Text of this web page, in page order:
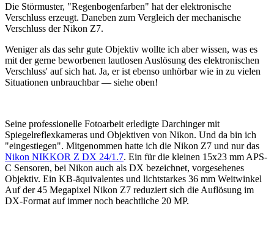
Die Störmuster, "Regenbogenfarben" hat der elektronische
Verschluss erzeugt. Daneben zum Vergleich der mechanische
Verschluss der Nikon Z7.
Weniger als das sehr gute Objektiv wollte ich aber wissen, was es
mit der gerne beworbenen lautlosen Auslösung des elektronischen
Verschluss' auf sich hat. Ja, er ist ebenso unhörbar wie in zu vielen
Situationen unbrauchbar — siehe oben!
Seine professionelle Fotoarbeit erledigte Darchinger mit
Spiegelreflexkameras und Objektiven von Nikon. Und da bin ich
"eingestiegen". Mitgenommen hatte ich die Nikon Z7 und nur das
Nikon NIKKOR Z DX 24/1.7. Ein für die kleinen 15x23 mm APS-
C Sensoren, bei Nikon auch als DX bezeichnet, vorgesehenes
Objektiv. Ein KB-äquivalentes und lichtstarkes 36 mm Weitwinkel
Auf der 45 Megapixel Nikon Z7 reduziert sich die Auflösung im
DX-Format auf immer noch beachtliche 20 MP.